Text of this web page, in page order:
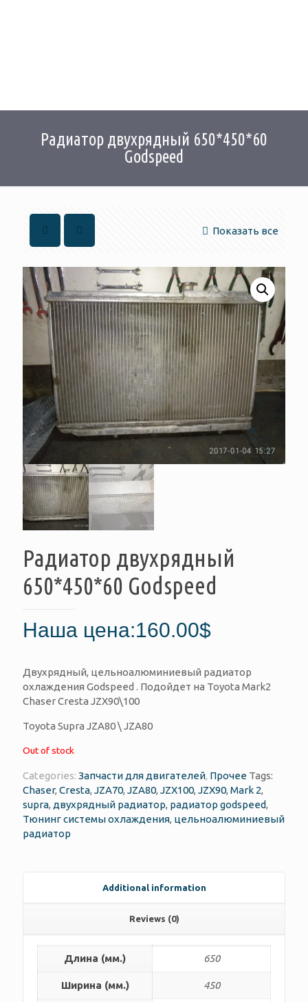
Радиатор двухрядный 650*450*60
Godspeed
Показать все
Радиатор двухрядный
650*450*60 Godspeed
Наша цена:160.00$
Двухрядный, цельноалюминиевый радиатор
охлаждения Godspeed . Подойдет на Toyota Mark2
Chaser Cresta JZX90\100
Toyota Supra JZA80 \ JZA80
Out of stock
Categories: Запчасти для двигателей, Прочее Tags:
Chaser, Cresta, JZA70, JZA80, JZX100, JZX90, Mark 2,
supra, двухрядный радиатор, радиатор godspeed,
Тюнинг системы охлаждения, цельноалюминиевый
радиатор
Additional information
Reviews (0)
Длина (мм.) 650
Ширина (мм.) 450